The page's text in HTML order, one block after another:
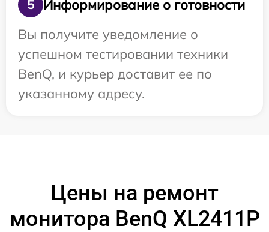
5
Информирование о готовности
Вы получите уведомление о
успешном тестировании техники
BenQ, и курьер доставит ее по
указанному адресу.
Цены на ремонт
монитора BenQ XL2411P